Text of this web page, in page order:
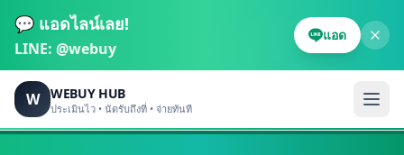
💬 แอดไลน์เลย!
LINE: @webuy
แอด
W WEBUY HUB
ประเมินไว • นัดรับถึงที่ • จ่ายทันที